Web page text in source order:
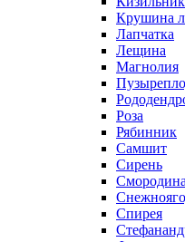
Крушина
Лапчатка
Лещина
Магнолия
Роза
Рябинник
Самшит
Сирень
Спирея